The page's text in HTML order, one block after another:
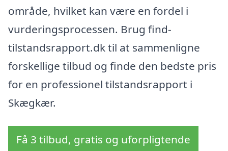
område, hvilket kan være en fordel i
vurderingsprocessen. Brug find-
tilstandsrapport.dk til at sammenligne
forskellige tilbud og finde den bedste pris
for en professionel tilstandsrapport i
Skægkær.
Få 3 tilbud, gratis og uforpligtende